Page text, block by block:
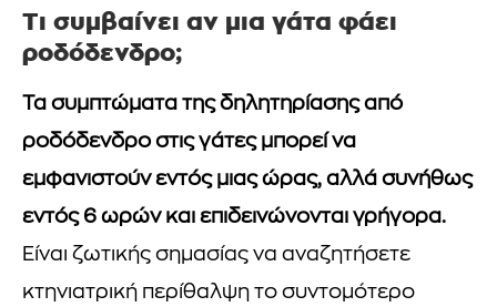
Τι συμβαίνει αν μια γάτα φάει
ροδόδενδρο;
Τα συμπτώματα της δηλητηρίασης από
ροδόδενδρο στις γάτες μπορεί να
εμφανιστούν εντός μιας ώρας, αλλά συνήθως
εντός 6 ωρών και επιδεινώνονται γρήγορα.
Είναι ζωτικής σημασίας να αναζητήσετε
κτηνιατρική περίθαλψη το συντομότερο